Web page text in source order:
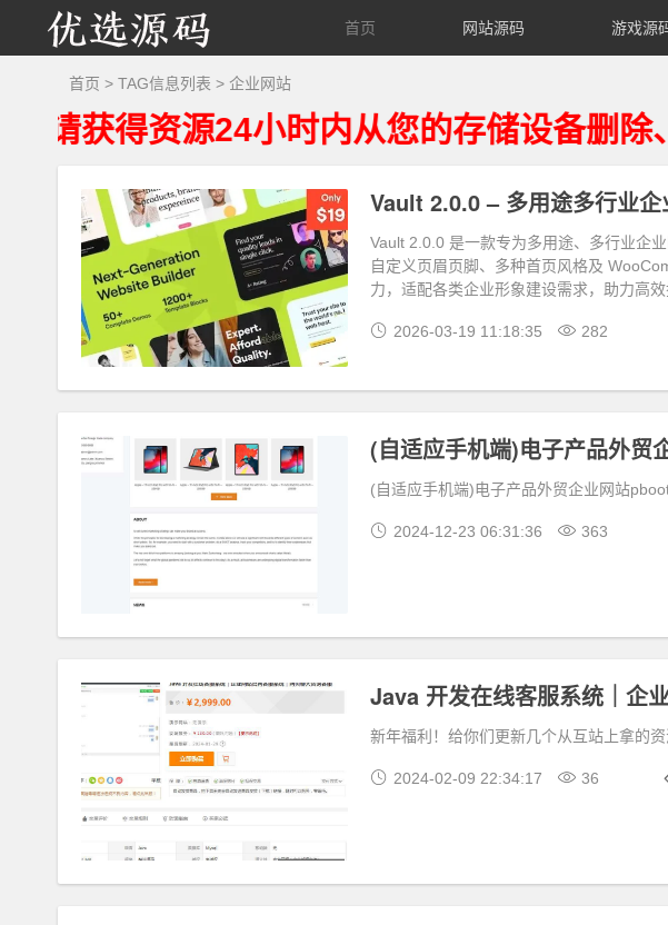
优
源
首页 网站源码 游戏源
首页 > TAG信息列表 > 企业网站
资源24小时内从您的存储设备删除、不得
Vault 2.0.0 – 多用途多行业
Vault 2.0.0 是一款专为多用途、多行业企
自定义页眉页脚、多种首页风格及
力，适配各类企业形象建设需求，助力高效
2026-03-19 11:18:35 282
(自适应手机端)电子产品外贸企业网站
2024-12-23 06:31:36 363
新年福利！给你们更新几个从互站上拿的
2024-02-09 22:34:17 36